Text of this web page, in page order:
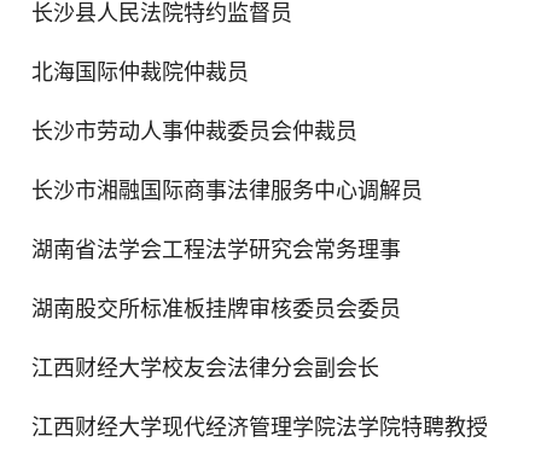
长沙县人民法院特约监督员
北海国际仲裁院仲裁员
长沙市劳动人事仲裁委员会仲裁员
长沙市湘融国际商事法律服务中心调解员
湖南省法学会工程法学研究会常务理事
湖南股交所标准板挂牌审核委员会委员
江西财经大学校友会法律分会副会长
江西财经大学现代经济管理学院法学院特聘教授